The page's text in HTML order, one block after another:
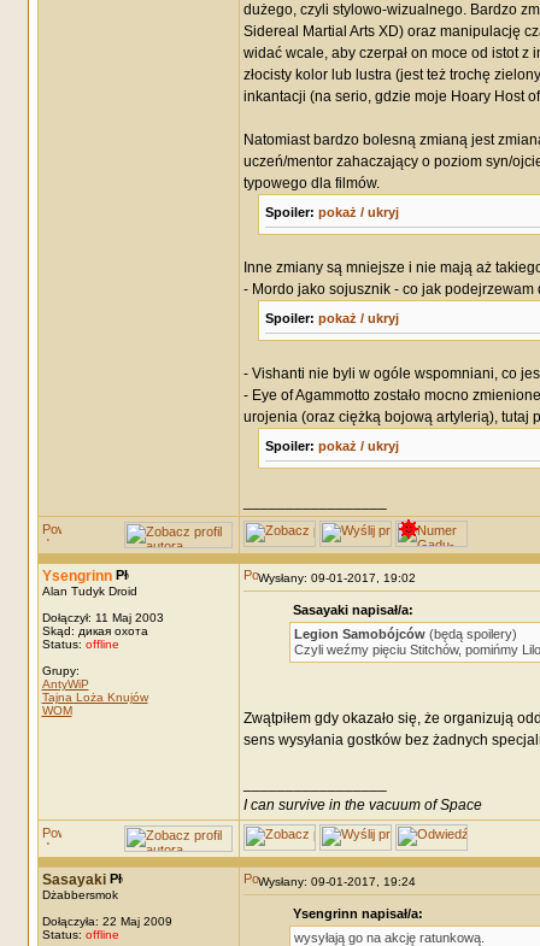
dużego, czyli stylowo-wizualnego. Bardzo
Sidereal Martial Arts XD) oraz manipulację
widać wcale, aby czerpał on moce od istot
złocisty kolor lub lustra (jest też trochę
inkantacji (na serio, gdzie moje Hoary Host
Natomiast bardzo bolesną zmianą jest
uczeń/mentor zahaczający o poziom syn/
typowego dla filmów.
Spoiler: pokaż / ukryj
Inne zmiany są mniejsze i nie mają aż
- Mordo jako sojusznik - co jak podejrzewam
Spoiler: pokaż / ukryj
- Vishanti nie byli w ogóle wspomniani, co
- Eye of Agammotto zostało mocno
urojenia (oraz ciężką bojową artylerią), tutaj
Spoiler: pokaż / ukryj
Ysengrinn
Alan Tudyk Droid
Dołączył: 11 Maj 2003
Skąd: дикая охота
Status: offline
Grupy:
AntyWiP
Tajna Loża Knujów
WOM
Wysłany: 09-01-2017, 19:02
Sasayaki napisał/a:
Legion Samobójców (będą spoilery)
Czyli weźmy pięciu Stitchów, pomińmy
Zwątpiłem gdy okazało się, że organizują
sens wysyłania gostków bez żadnych
I can survive in the vacuum of Space
Sasayaki
Dżabbersmok
Dołączyła: 22 Maj 2009
Status: offline
Wysłany: 09-01-2017, 19:24
Ysengrinn napisał/a:
wysyłają go na akcję ratunkową.